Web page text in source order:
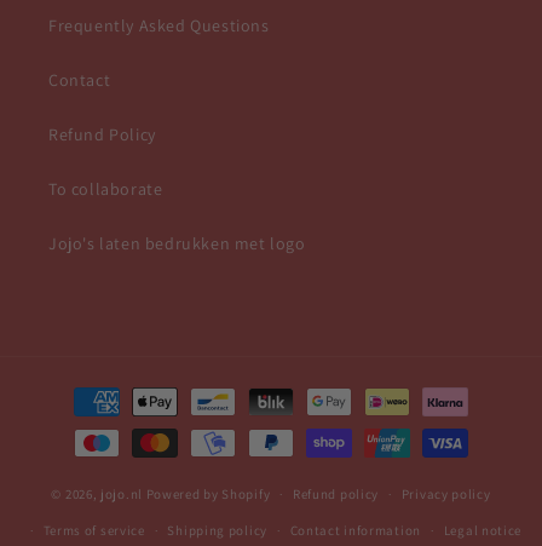
Frequently Asked Questions
Contact
Refund Policy
To collaborate
Jojo's laten bedrukken met logo
Payment
methods
© 2026, jojo.nl Powered by Shopify Refund policy Privacy policy
Terms of service Shipping policy Contact information Legal notice